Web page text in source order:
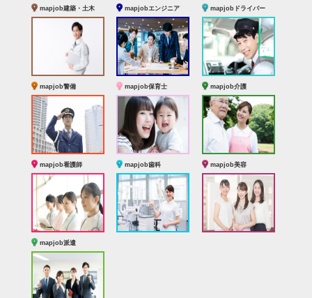
mapjob建築・土木 mapjobエンジニア mapjobドライバー
mapjob警備 mapjob保育士 mapjob介護
mapjob看護師 mapjob歯科 mapjob美容
mapjob派遣